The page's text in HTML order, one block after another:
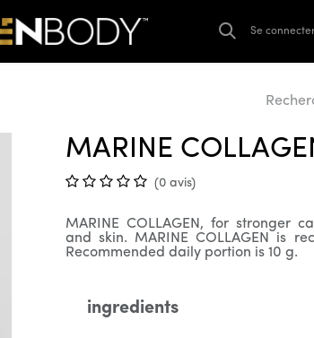
Se
MARINE
(0 avis)
MARINE COLLAGEN, for stronger
and skin. MARINE COLLAGEN is
Recommended daily portion is 10 g.
ingredients